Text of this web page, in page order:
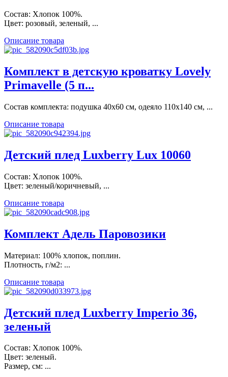
Состав: Хлопок 100%.
Цвет: розовый, зеленый, ...
Описание товара
Кoмплект в детскую кроватку Lovely
Primavelle (5 п...
Состав комплекта: подушка 40х60 см, одеяло 110х140 см, ...
Описание товара
Детский плед Luxberry Lux 10060
Состав: Хлопок 100%.
Цвет: зеленый/коричневый, ...
Описание товара
Комплект Адель Паровозики
Материал: 100% хлопок, поплин.
Плотность, г/м2: ...
Описание товара
Детский плед Luxberry Imperio 36,
зеленый
Состав: Хлопок 100%.
Цвет: зеленый.
Размер, см: ...